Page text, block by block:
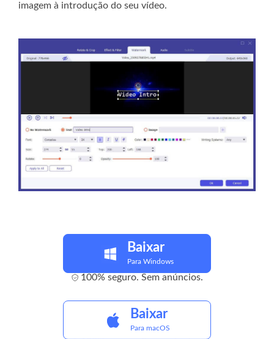
imagem à introdução do seu vídeo.
Baixar
Para Windows
100% seguro. Sem anúncios.
Baixar
Para macOS